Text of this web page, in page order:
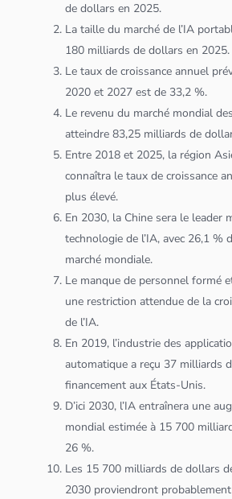
de dollars en 2025.
La taille du marché de l’IA
180 milliards de dollars en 2025.
Le taux de croissance annuel
2020 et 2027 est de 33,2 %.
Le revenu du marché mondial
atteindre 83,25 milliards de
Entre 2018 et 2025, la région
connaîtra le taux de croissance
plus élevé.
En 2030, la Chine sera le leader
technologie de l’IA, avec 26,1 %
marché mondiale.
Le manque de personnel formé
une restriction attendue de la
de l’IA.
En 2019, l’industrie des
automatique a reçu 37 milliards
financement aux États-Unis.
D’ici 2030, l’IA entraînera une
mondial estimée à 15 700
26 %.
Les 15 700 milliards de dollars
2030 proviendront